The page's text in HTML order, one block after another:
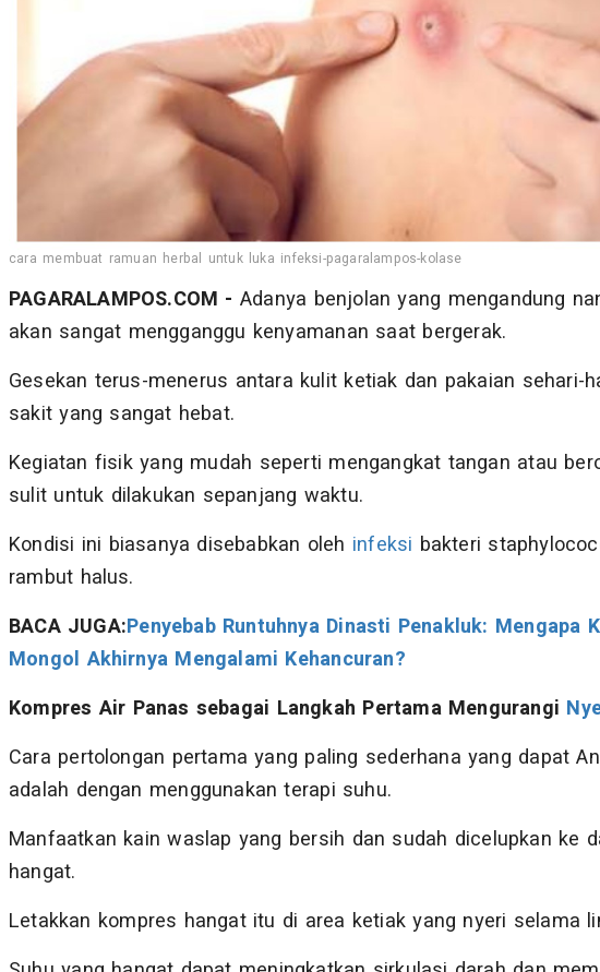
cara membuat ramuan herbal untuk luka infeksi-pagaralampos-kolase
PAGARALAMPOS.COM - Adanya benjolan yang mengandung
akan sangat mengganggu kenyamanan saat bergerak.
Gesekan terus-menerus antara kulit ketiak dan pakaian sehari-
sakit yang sangat hebat.
Kegiatan fisik yang mudah seperti mengangkat tangan atau
sulit untuk dilakukan sepanjang waktu.
Kondisi ini biasanya disebabkan oleh infeksi bakteri
rambut halus.
BACA JUGA:Penyebab Runtuhnya Dinasti Penakluk: Mengapa
Mongol Akhirnya Mengalami Kehancuran?
Kompres Air Panas sebagai Langkah Pertama Mengurangi
Cara pertolongan pertama yang paling sederhana yang dapat
adalah dengan menggunakan terapi suhu.
Manfaatkan kain waslap yang bersih dan sudah dicelupkan ke
hangat.
Letakkan kompres hangat itu di area ketiak yang nyeri selama